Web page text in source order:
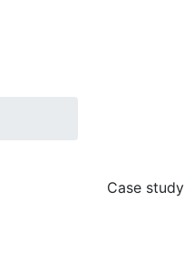
Case study